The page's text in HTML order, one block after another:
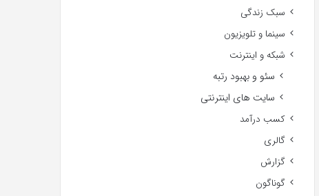
سبک زندگی
سینما و تلویزیون
شبکه و اینترنت
سئو و بهبود رتبه
سایت های اینترنتی
کسب درآمد
گالری
گزارش
گوناگون